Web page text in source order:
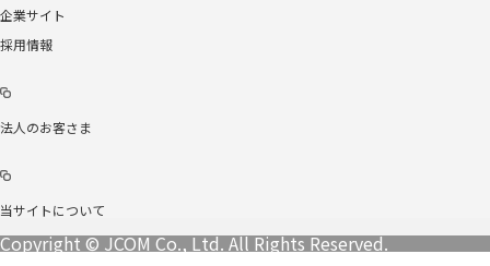
企業サイト
採用情報
法人のお客さま
当サイトについて
Copyright © JCOM Co., Ltd. All Rights Reserved.